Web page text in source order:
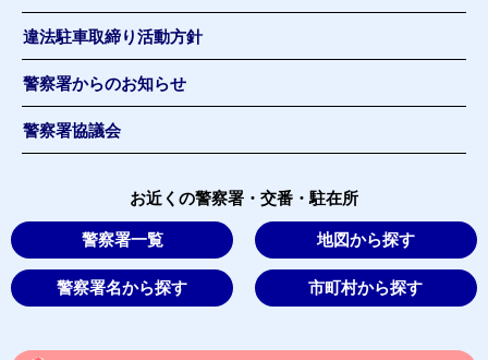
違法駐車取締り活動方針
警察署からのお知らせ
警察署協議会
お近くの警察署・交番・駐在所
警察署一覧 地図から探す
警察署名から探す 市町村から探す